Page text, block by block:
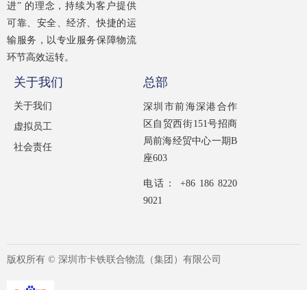
进” 的理念，持续为客户提供
可靠、安全、经济、快捷的运
输服务，以专业服务保障物流
环节高效运转。
总部
深圳市前海深港合作
区自贸西街151号招商
局前海经贸中心一期B
座603
电话： +86 186 8220
9021
关于我们
关于我们
虚拟员工
社会责任
版权所有 © 深圳市卡铁联合物流（集团）有限公司